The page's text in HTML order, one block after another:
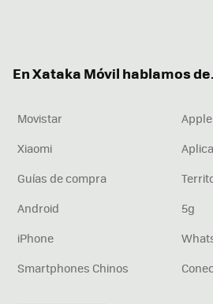
En Xataka Móvil hablamos
Movistar
Apple
Xiaomi
Guías de compra
Android
5g
iPhone
Smartphones Chinos